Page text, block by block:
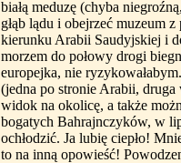
białą meduzę (chyba
głąb lądu i obejrzeć muzeum
kierunku Arabii Saudyjskiej i
morzem do połowy drogi
europejka, nie
(jedna po stronie Arabii,
widok na okolicę, a także
bogatych Bahrajnczyków, w
ochłodzić. Ja lubię ciepło!
to na inną opowieść!